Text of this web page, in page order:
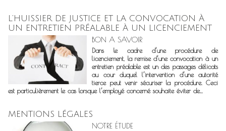
L’HUISSIER DE JUSTICE ET LA CONVOCATION À
UN ENTRETIEN PRÉALABLE À UN LICENCIEMENT
BON A SAVOIR
Dans le cadre d’une procédure de
licenciement, la remise d’une convocation à un
entretien préalable est un des passages délicats
au cour duquel l’intervention d’une autorité
tierce peut venir sécuriser la procédure. Ceci
est particulièrement le cas lorsque l’employé concerné souhaite éviter de...
MENTIONS LÉGALES
NOTRE ÉTUDE